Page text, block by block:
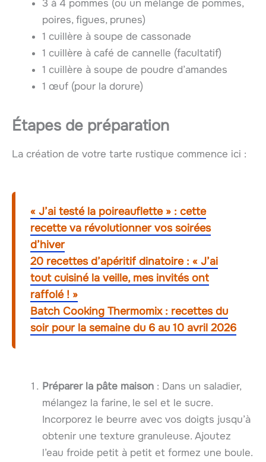
3 à 4 pommes (ou un mélange de pommes,
poires, figues, prunes)
1 cuillère à soupe de cassonade
1 cuillère à café de cannelle (facultatif)
1 cuillère à soupe de poudre d’amandes
1 œuf (pour la dorure)
Étapes de préparation
La création de votre tarte rustique commence ici :
« J’ai testé la poireauflette » : cette
recette va révolutionner vos soirées
d’hiver
20 recettes d’apéritif dinatoire : « J’ai
tout cuisiné la veille, mes invités ont
raffolé ! »
Batch Cooking Thermomix : recettes du
soir pour la semaine du 6 au 10 avril 2026
Préparer la pâte maison : Dans un saladier,
mélangez la farine, le sel et le sucre.
Incorporez le beurre avec vos doigts jusqu’à
obtenir une texture granuleuse. Ajoutez
l’eau froide petit à petit et formez une boule.